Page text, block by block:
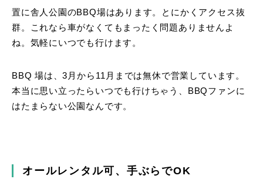
置に舎人公園のBBQ場はあります。とにかくアクセス抜
群。これなら車がなくてもまったく問題ありませんよ
ね。気軽にいつでも行けます。
BBQ 場は、3月から11月までは無休で営業しています。
本当に思い立ったらいつでも行けちゃう、BBQファンに
はたまらない公園なんです。
オールレンタル可、手ぶらでOK